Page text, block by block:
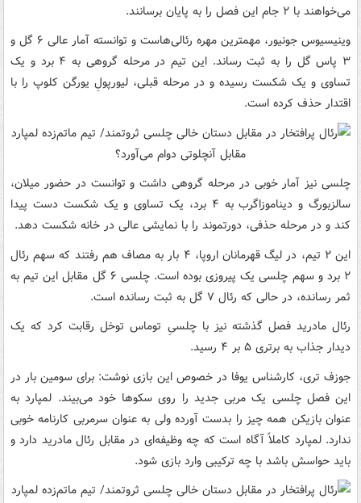
می‌خواهند با ۲ جام این فصل را به پایان برسانند.
وینیسیوس جونیور، مهمترین مهره رئالی‌هاست و توانسته آمار عالی ۶ گل و
۳ پاس گل را به ثبت رساند. این تیم در مرحله گروهی به ۴ برد و یک
تساوی و یک شکست رسیده و در مرحله قبلی، لیورپولِ یورگن کلوپ را با
اقتدار حذف کرده است.
چلسی نیز آمار خوبی در مرحله گروهی داشت و توانست در حضور میلان،
سالزبورگ و دیناموزاگرب به ۴ برد، یک تساوی و یک شکست دست پیدا
کند و در مرحله حذفی، دورتموند را با نمایشی عالی در خانه شکست دهد.
این ۲ تیم، در لیگ قهرمانان اروپا،‌ ۴ بار به مصاف هم رفتند که سهم رئال
۲ برد و سهم چلسی یک پیروزی بوده است. چلسی ۶ گل مقابل این تیم به
ثمر رسانده، در حالی که رئال ۷ گل به ثبت رسانده است.
رئال مادرید فصل گذشته نیز با چلسیِ توماس توخل رقابت کرد که یک
دیدار جذاب به برتری ۵ بر ۴ رسید.
جوزف تری، کارشناس یوفا در خصوص این بازی نوشت: برای سومین بار در
این فصل چلسی یک مربی جدید را روی سکوها خود می‌بیند. لمپارد به
عنوان بازیکن همه چیز را بدست آورده ولی به عنوان سرمربی کارنامه خوبی
ندارد. لمپارد کاملاً آگاه است که چه وظیفه‌ای در مقابل رئال مادرید دارد و
باید حواسش باشد با چه ترکیبی وارد بازی شود.